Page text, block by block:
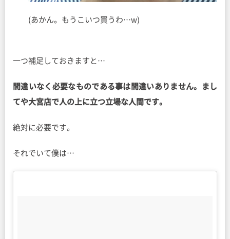
(あかん。もうこいつ買うわ…w)
一つ補足しておきますと…
間違いなく必要なものである事は間違いありません。まし
てや大宮店で人の上に立つ立場な人間です。
絶対に必要です。
それでいて僕は…